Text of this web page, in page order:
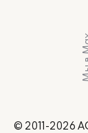
Мы
© 2011-2026